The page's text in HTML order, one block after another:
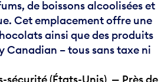
de boissons alcoolisées et
Cet emplacement offre une
ainsi que des produits
Canadian – tous sans taxe ni